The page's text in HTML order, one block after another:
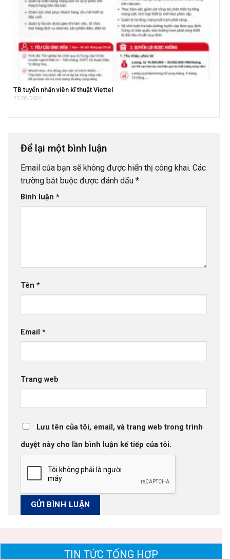
TB tuyển nhân viên kĩ thuật Viettel
22/05/2026
Để lại một bình luận
Email của bạn sẽ không được hiển thị công khai. Các
trường bắt buộc được đánh dấu *
Bình luận *
Tên *
Email *
Trang web
Lưu tên của tôi, email, và trang web trong trình
duyệt này cho lần bình luận kế tiếp của tôi.
TIN TỨC TỔNG HỢP